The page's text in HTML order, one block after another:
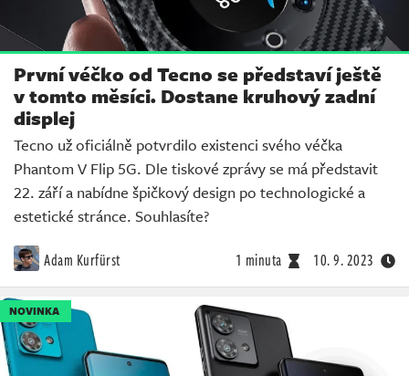
První véčko od Tecno se představí ještě
v tomto měsíci. Dostane kruhový zadní
displej
Tecno už oficiálně potvrdilo existenci svého véčka
Phantom V Flip 5G. Dle tiskové zprávy se má představit
22. září a nabídne špičkový design po technologické a
estetické stránce. Souhlasíte?
Adam Kurfürst 1 minuta 10. 9. 2023
NOVINKA